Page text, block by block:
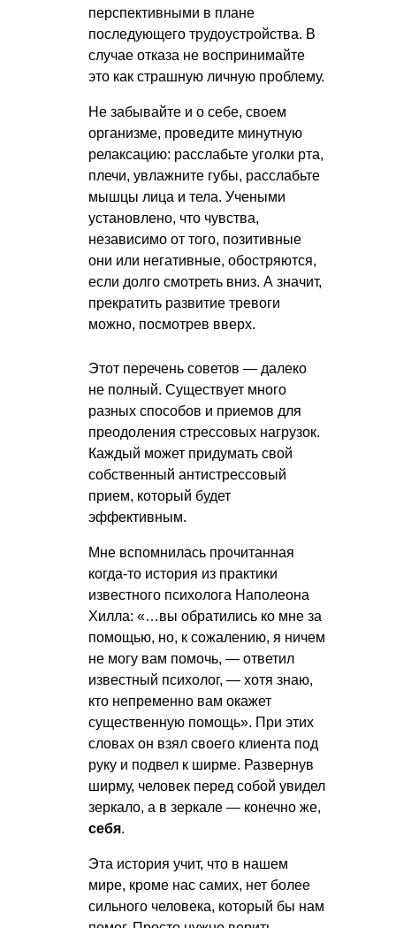
перспективными в плане
последующего трудоустройства. В
случае отказа не воспринимайте
это как страшную личную проблему.
Не забывайте и о себе, своем
организме, проведите минутную
релаксацию: расслабьте уголки рта,
плечи, увлажните губы, расслабьте
мышцы лица и тела. Учеными
установлено, что чувства,
независимо от того, позитивные
они или негативные, обостряются,
если долго смотреть вниз. А значит,
прекратить развитие тревоги
можно, посмотрев вверх.
Этот перечень советов — далеко
не полный. Существует много
разных способов и приемов для
преодоления стрессовых нагрузок.
Каждый может придумать свой
собственный антистрессовый
прием, который будет
эффективным.
Мне вспомнилась прочитанная
когда-то история из практики
известного психолога Наполеона
Хилла: «…вы обратились ко мне за
помощью, но, к сожалению, я ничем
не могу вам помочь, — ответил
известный психолог, — хотя знаю,
кто непременно вам окажет
существенную помощь». При этих
словах он взял своего клиента под
руку и подвел к ширме. Развернув
ширму, человек перед собой увидел
зеркало, а в зеркале — конечно же,
себя.
Эта история учит, что в нашем
мире, кроме нас самих, нет более
сильного человека, который бы нам